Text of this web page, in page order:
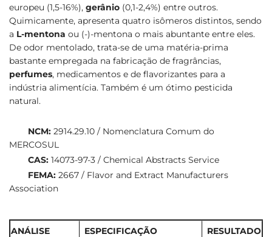
europeu (1,5-16%), gerânio (0,1-2,4%) entre outros.
Quimicamente, apresenta quatro isômeros distintos, sendo
a L-mentona ou (-)-mentona o mais abuntante entre eles.
De odor mentolado, trata-se de uma matéria-prima
bastante empregada na fabricação de fragrâncias,
perfumes, medicamentos e de flavorizantes para a
indústria alimentícia. Também é um ótimo pesticida
natural.
NCM: 2914.29.10 / Nomenclatura Comum do
MERCOSUL
CAS: 14073-97-3 / Chemical Abstracts Service
FEMA: 2667 / Flavor and Extract Manufacturers
Association
ANÁLISE ESPECIFICAÇÃO RESULTADO